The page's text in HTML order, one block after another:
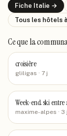
Fiche Italie →
Tous les hôtels
Ce que la
croisière
gliligas · 7 j
Week-end ski entre
maxime-alpes · 3 j